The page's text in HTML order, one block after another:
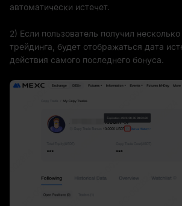
автоматически истечет.
2) Если пользователь получил
трейдинга, будет отображаться дата
действия самого последнего бонуса.